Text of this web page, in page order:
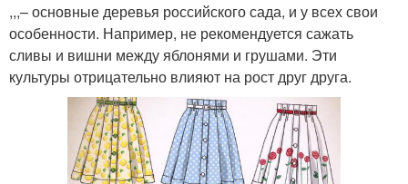
,,,– основные деревья российского сада, и у всех свои
особенности. Например, не рекомендуется сажать
сливы и вишни между яблонями и грушами. Эти
культуры отрицательно влияют на рост друг друга.